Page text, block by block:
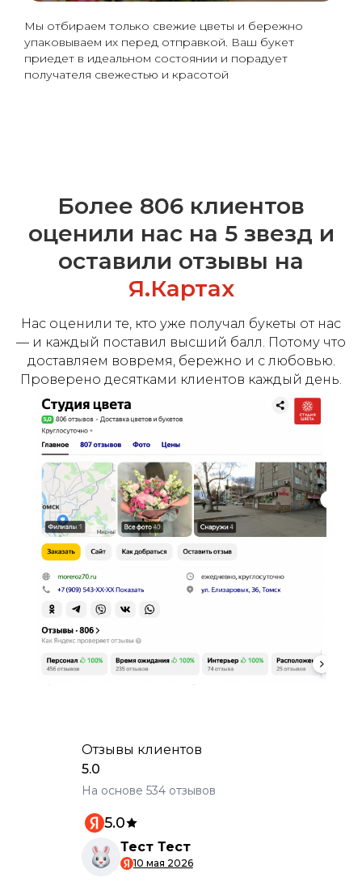
Мы отбираем только свежие цветы и бережно
упаковываем их перед отправкой. Ваш букет
приедет в идеальном состоянии и порадует
получателя свежестью и красотой
Более 806 клиентов
оценили нас на 5 звезд и
оставили отзывы на
Я.Картах
Нас оценили те, кто уже получал букеты от нас
— и каждый поставил высший балл. Потому что
доставляем вовремя, бережно и с любовью.
Проверено десятками клиентов каждый день.